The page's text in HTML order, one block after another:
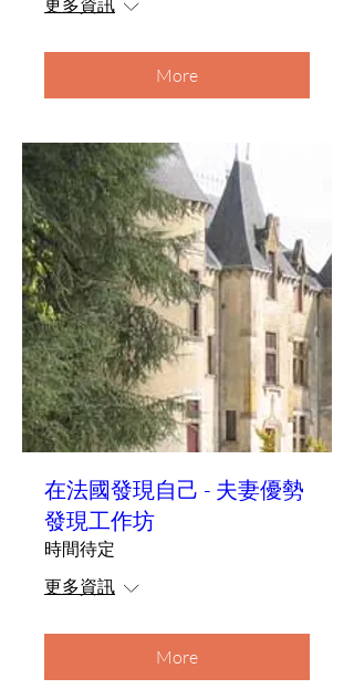
More
在法國發現自己 - 夫妻優勢
發現工作坊
時間待定
更多資訊
More